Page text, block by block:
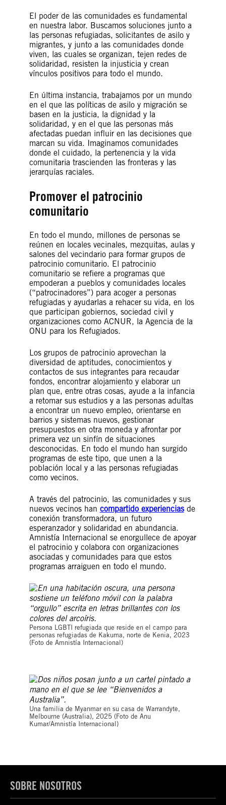
El poder de las comunidades es fundamental
en nuestra labor. Buscamos soluciones junto a
las personas refugiadas, solicitantes de asilo y
migrantes, y junto a las comunidades donde
viven, las cuales se organizan, tejen redes de
solidaridad, resisten la injusticia y crean
vínculos positivos para todo el mundo.
En última instancia, trabajamos por un mundo
en el que las políticas de asilo y migración se
basen en la justicia, la dignidad y la
solidaridad, y en el que las personas más
afectadas puedan influir en las decisiones que
marcan su vida. Imaginamos comunidades
donde el cuidado, la pertenencia y la vida
comunitaria trascienden las fronteras y las
jerarquías raciales.
Promover el patrocinio
comunitario
En todo el mundo, millones de personas se
reúnen en locales vecinales, mezquitas, aulas y
salones del vecindario para formar grupos de
patrocinio comunitario. El patrocinio
comunitario se refiere a programas que
empoderan a pueblos y comunidades locales
(“patrocinadores”) para acoger a personas
refugiadas y ayudarlas a rehacer su vida, en los
que participan gobiernos, sociedad civil y
organizaciones como ACNUR, la Agencia de la
ONU para los Refugiados.
Los grupos de patrocinio aprovechan la
diversidad de aptitudes, conocimientos y
contactos de sus integrantes para recaudar
fondos, encontrar alojamiento y elaborar un
plan que, entre otras cosas, ayude a la infancia
a retomar sus estudios y a las personas adultas
a encontrar un nuevo empleo, orientarse en
barrios y sistemas nuevos, gestionar
presupuestos en otra moneda y afrontar por
primera vez un sinfín de situaciones
desconocidas. En todo el mundo han surgido
programas de este tipo, que unen a la
población local y a las personas refugiadas
como vecinos.
A través del patrocinio, las comunidades y sus
nuevos vecinos han compartido experienciasde
conexión transformadora, un futuro
esperanzador y solidaridad en abundancia.
Amnistía Internacional se enorgullece de apoyar
el patrocinio y colabora con organizaciones
asociadas y comunidades para que estos
programas arraiguen en todo el mundo.
Persona LGBTI refugiada que reside en el campo para
personas refugiadas de Kakuma, norte de Kenia, 2023
(Foto de Amnistía Internacional)
Una familia de Myanmar en su casa de Warrandyte,
Melbourne (Australia), 2025 (Foto de Anu
Kumar/Amnistía Internacional)
SOBRE NOSOTROS